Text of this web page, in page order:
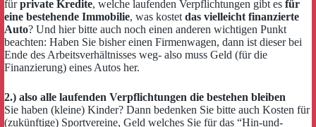
fürprivate Kredite, welche laufenden Verpflichtungen gibt es für
eine bestehende Immobilie, was kostet das vielleicht finanzierte
Auto? Und hier bitte auch noch einen anderen wichtigen Punkt
beachten: Haben Sie bisher einen Firmenwagen, dann ist dieser bei
Ende des Arbeitsverhältnisses weg- also muss Geld (für die
Finanzierung) eines Autos her.
2.) also alle laufenden Verpflichtungen die bestehen bleiben
Sie haben (kleine) Kinder? Dann bedenken Sie bitte auch Kosten für
(zukünftige) Sportvereine, Geld welches Sie für das “Hin-und-